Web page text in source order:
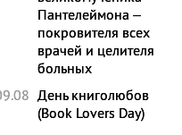
Пантелеймона –
покровителя всех
врачей и целителя
больных
День книголюбов
(Book Lovers Day)